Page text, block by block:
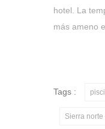
hotel. La
más ameno
Tags :
Sierra